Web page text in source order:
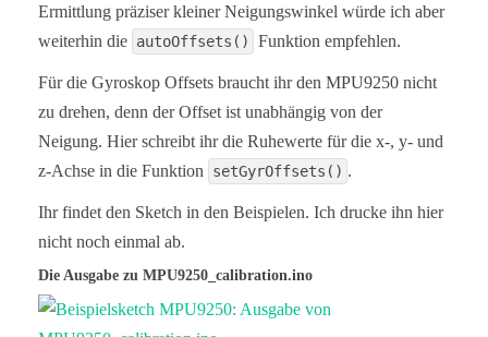
Ermittlung präziser kleiner Neigungswinkel würde ich aber
weiterhin die autoOffsets() Funktion empfehlen.
Für die Gyroskop Offsets braucht ihr den MPU9250 nicht
zu drehen, denn der Offset ist unabhängig von der
Neigung. Hier schreibt ihr die Ruhewerte für die x-, y- und
z-Achse in die Funktion setGyrOffsets() .
Ihr findet den Sketch in den Beispielen. Ich drucke ihn hier
nicht noch einmal ab.
Die Ausgabe zu MPU9250_calibration.ino